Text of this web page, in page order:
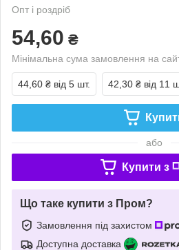
Опт і роздріб
54,60 ₴
Мінімальна сума замовлення на
44,60 ₴ від 5 шт. 42,30 ₴ від 11
або
Купити з
Що таке купити з Пром?
Замовлення під захистом
Доступна доставка